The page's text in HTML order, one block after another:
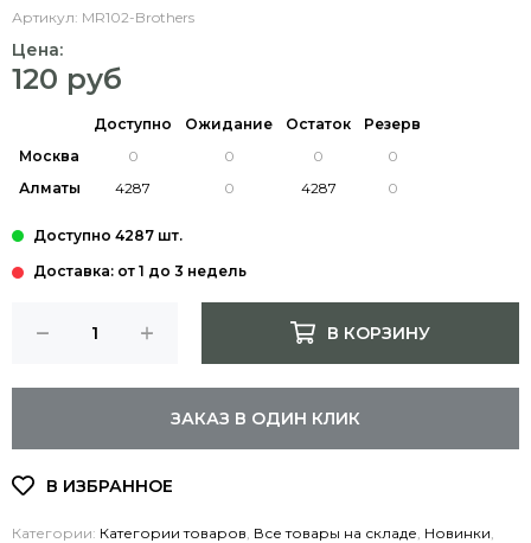
Артикул: MR102-Brothers
Цена:
120 руб
Доступно Ожидание Остаток
Резерв
Москва
Алматы
Доставка: от 1 до 3 недель
В КОРЗИНУ
ЗАКАЗ В ОДИН КЛИК
Категории: Категории товаров Все товары на складе Новинки